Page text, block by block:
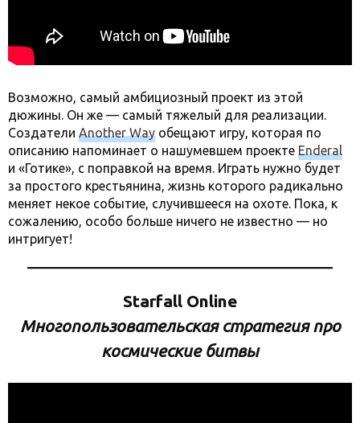
Возможно, самый амбициозный проект из этой
дюжины. Он же — самый тяжелый для реализации.
Создатели Another Way обещают игру, которая по
описанию напоминает о нашумевшем проекте Enderal
и «Готике», с поправкой на время. Играть нужно будет
за простого крестьянина, жизнь которого радикально
меняет некое событие, случившееся на охоте. Пока, к
сожалению, особо больше ничего не известно — но
интригует!
Starfall Online
Многопользовательская стратегия про
космические битвы